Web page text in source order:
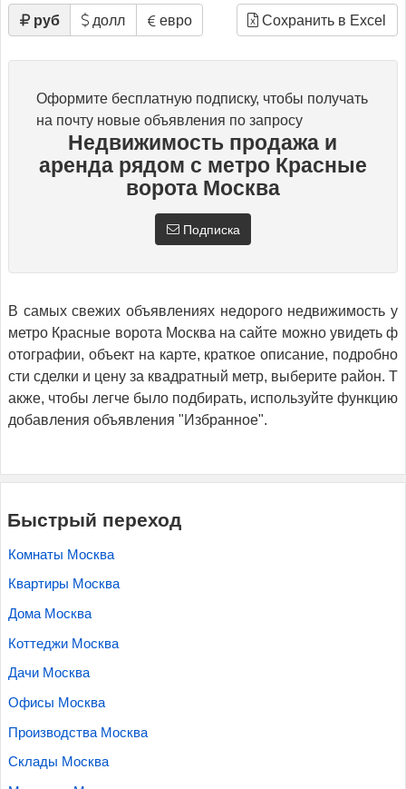
руб долл евро Сохранить в Excel
Оформите бесплатную подписку, чтобы получать
на почту новые объявления по запросу
Недвижимость продажа и
аренда рядом с метро Красные
ворота Москва
Подписка
В самых свежих объявлениях недорого недвижимость у
метро Красные ворота Москва на сайте можно увидеть ф
отографии, объект на карте, краткое описание, подробно
сти сделки и цену за квадратный метр, выберите район. Т
акже, чтобы легче было подбирать, используйте функцию
добавления объявления "Избранное".
Быстрый переход
Комнаты Москва
Квартиры Москва
Дома Москва
Коттеджи Москва
Дачи Москва
Офисы Москва
Производства Москва
Склады Москва